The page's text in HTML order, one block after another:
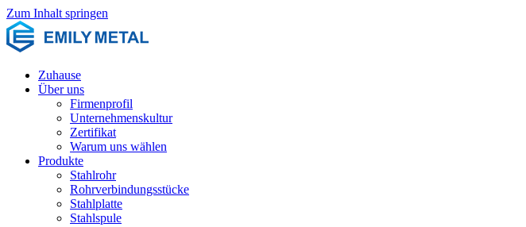
Zum Inhalt springen
Zuhause
Über uns
Firmenprofil
Unternehmenskultur
Zertifikat
Warum uns wählen
Produkte
Stahlrohr
Rohrverbindungsstücke
Stahlplatte
Stahlspule